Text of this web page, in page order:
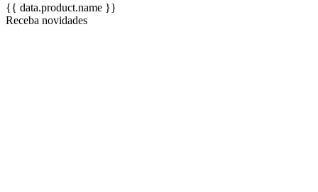
{{ data.product.name }}
Receba novidades